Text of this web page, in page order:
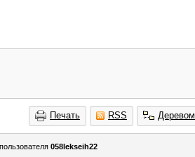
Печать RSS Деревом
пользователя 058lekseih22